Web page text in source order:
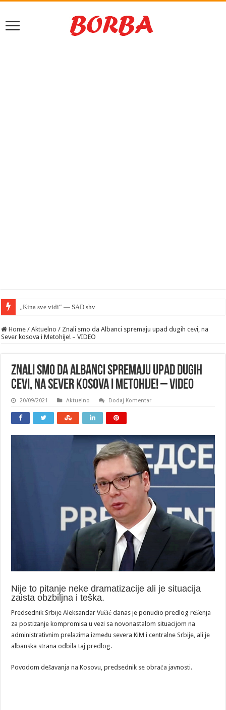
„Kina sve vidi“ — SAD shvatile glavnu lekciju sukob
Home / Aktuelno / Znali smo da Albanci spremaju upad dugih cevi, na
Sever kosova i Metohije! – VIDEO
Znali smo da Albanci spremaju upad dugih
cevi, na Sever kosova i Metohije! – VIDEO
20/09/2021 Aktuelno Dodaj Komentar
Nije to pitanje neke dramatizacije ali je situacija
zaista obzbiljna i teška.
Predsednik Srbije Aleksandar Vučić danas je ponudio predlog rešenja
za postizanje kompromisa u vezi sa novonastalom situacijom na
administrativnim prelazima između severa KiM i centralne Srbije, ali je
albanska strana odbila taj predlog.
Povodom dešavanja na Kosovu, predsednik se obraća javnosti.